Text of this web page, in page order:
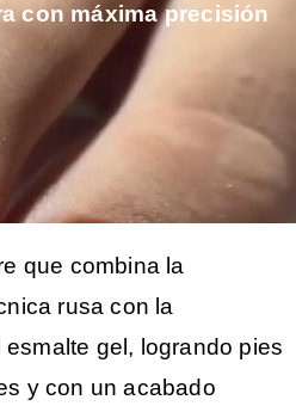
con máxima precisión
que combina la
rusa con la
gel, logrando pies
y con un acabado